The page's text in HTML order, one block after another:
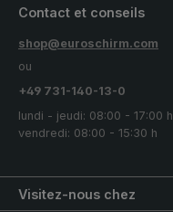
Visitez-nous chez
Contact et conseils
shop@euroschirm.com
ou
+49 731-140-13-0
lundi - jeudi: 08:00 - 17:00 h
vendredi: 08:00 - 15:30 h